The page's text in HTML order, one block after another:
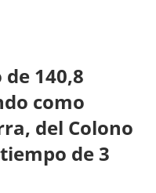
140,8
como
del Colono
de 3